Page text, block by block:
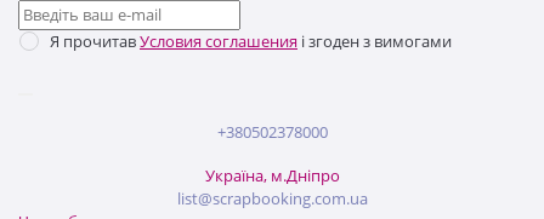
Я прочитавУсловия соглашения і згоден з вимогами
+380502378000
Україна, м.Дніпро
list@scrapbooking.com.ua